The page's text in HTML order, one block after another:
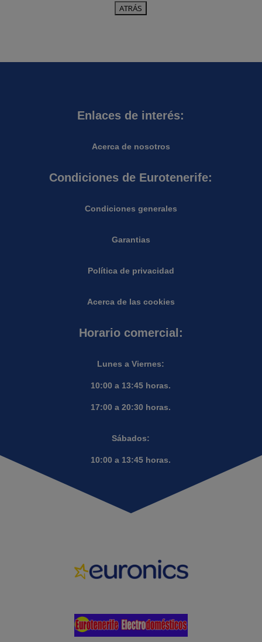
Enlaces de interés:
Acerca de nosotros
Condiciones de Eurotenerife:
Condiciones generales
Garantias
Política de privacidad
Acerca de las cookies
Horario comercial:
Lunes a Viernes:
10:00 a 13:45 horas.
17:00 a 20:30 horas.
Sábados:
10:00 a 13:45 horas.